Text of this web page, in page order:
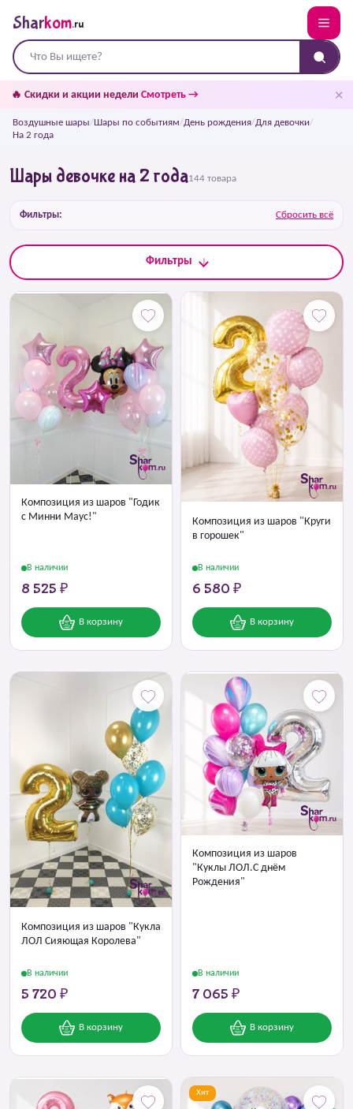
Sharkom.ru
🔥 Скидки и акции недели Смотреть → ✕
Воздушные шары/Шары по событиям/День рождения/Для девочки/
На 2 года
Шары девочке на 2 года144 товара
Фильтры: Сбросить всё
Фильтры
Композиция из шаров "Годик
с Минни Маус!"
В наличии
8 525 ₽
В корзину
Композиция из шаров "Круги
в горошек"
В наличии
6 580 ₽
В корзину
Композиция из шаров "Кукла
ЛОЛ Сияющая Королева"
В наличии
5 720 ₽
В корзину
Композиция из шаров
"Куклы ЛОЛ.С днём
Рождения"
В наличии
7 065 ₽
В корзину
Хит